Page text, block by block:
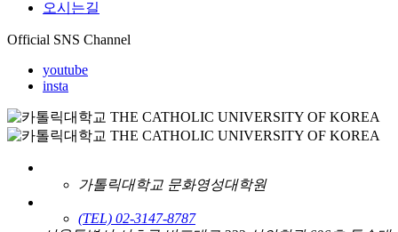
오시는길
Official SNS Channel
youtube
insta
가톨릭대학교 문화영성대학원
(TEL) 02-3147-8787